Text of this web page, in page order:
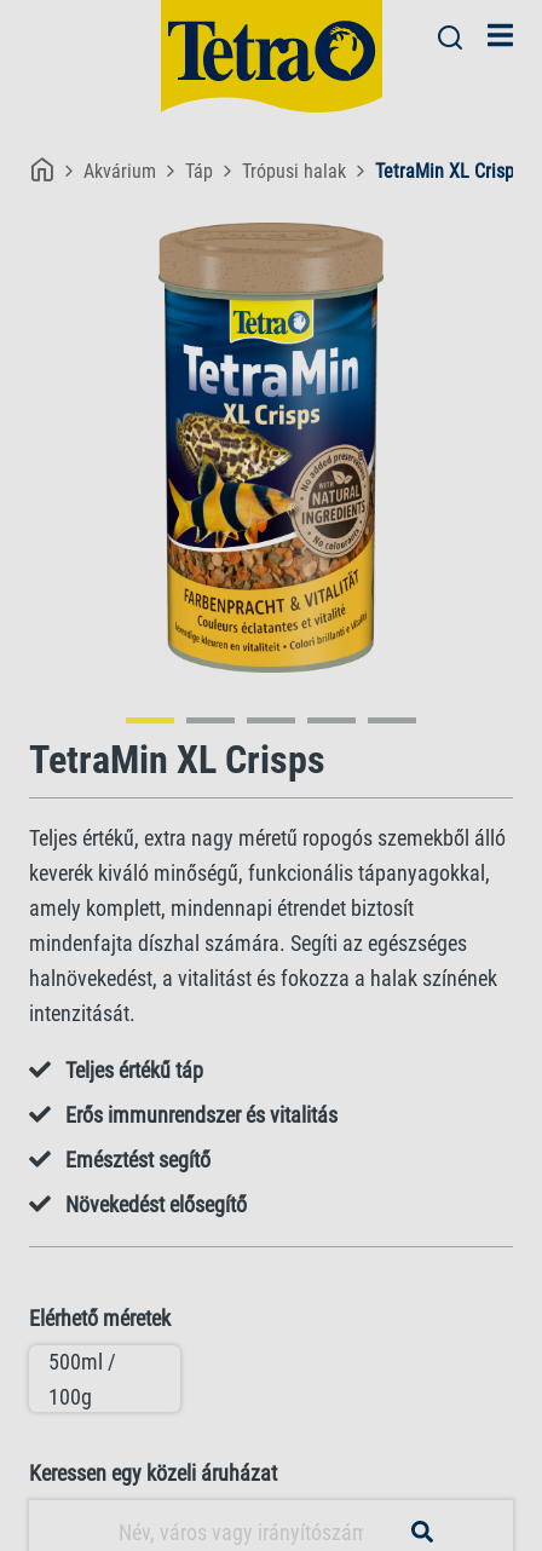
Akvárium Táp Trópusi halak TetraMin XL Crisps
TetraMin XL Crisps
Teljes értékű, extra nagy méretű ropogós szemekből álló
keverék kiváló minőségű, funkcionális tápanyagokkal,
amely komplett, mindennapi étrendet biztosít
mindenfajta díszhal számára. Segíti az egészséges
halnövekedést, a vitalitást és fokozza a halak színének
intenzitását.
Teljes értékű táp
Erős immunrendszer és vitalitás
Emésztést segítő
Növekedést elősegítő
Elérhető méretek
500ml /
100g
Keressen egy közeli áruházat